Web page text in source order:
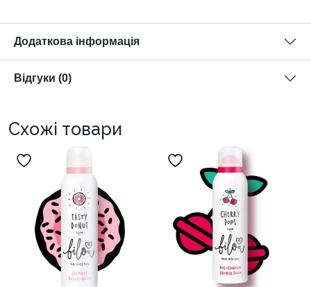
Додаткова інформація
Відгуки (0)
Схожі товари